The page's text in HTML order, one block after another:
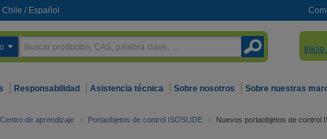
Chile / Español
Responsabilidad Asistencia técnica Sobre nosotros Sobre nuestras
Centro de aprendizaje > Portaobjetos de control ISOSLIDE > Nuevos portaobjetos de control